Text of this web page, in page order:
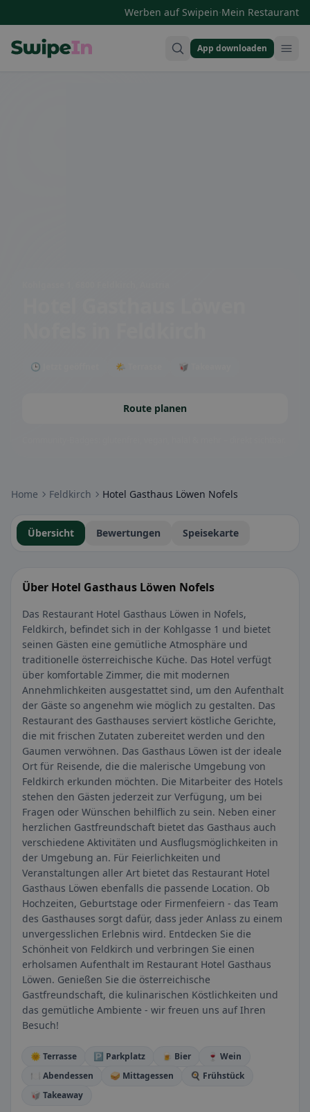
Werben auf Swipein·Mein Restaurant
App downloaden
🕒 Jetzt geöffnet 🌤 Terrasse 🥡 Takeaway
Route planen
Home Feldkirch Hotel Gasthaus Löwen Nofels
Übersicht Bewertungen Speisekarte
Über Hotel Gasthaus Löwen Nofels
Das Restaurant Hotel Gasthaus Löwen in Nofels,
Feldkirch, befindet sich in der Kohlgasse 1 und bietet
seinen Gästen eine gemütliche Atmosphäre und
traditionelle österreichische Küche. Das Hotel verfügt
über komfortable Zimmer, die mit modernen
Annehmlichkeiten ausgestattet sind, um den Aufenthalt
der Gäste so angenehm wie möglich zu gestalten. Das
Restaurant des Gasthauses serviert köstliche Gerichte,
die mit frischen Zutaten zubereitet werden und den
Gaumen verwöhnen. Das Gasthaus Löwen ist der ideale
Ort für Reisende, die die malerische Umgebung von
Feldkirch erkunden möchten. Die Mitarbeiter des Hotels
stehen den Gästen jederzeit zur Verfügung, um bei
Fragen oder Wünschen behilflich zu sein. Neben einer
herzlichen Gastfreundschaft bietet das Gasthaus auch
verschiedene Aktivitäten und Ausflugsmöglichkeiten in
der Umgebung an. Für Feierlichkeiten und
Veranstaltungen aller Art bietet das Restaurant Hotel
Gasthaus Löwen ebenfalls die passende Location. Ob
Hochzeiten, Geburtstage oder Firmenfeiern - das Team
des Gasthauses sorgt dafür, dass jeder Anlass zu einem
unvergesslichen Erlebnis wird. Entdecken Sie die
Schönheit von Feldkirch und verbringen Sie einen
erholsamen Aufenthalt im Restaurant Hotel Gasthaus
Löwen. Genießen Sie die österreichische
Gastfreundschaft, die kulinarischen Köstlichkeiten und
das gemütliche Ambiente - wir freuen uns auf Ihren
Besuch!
🌞 Terrasse 🅿️ Parkplatz 🍺 Bier
🍷 Wein
🍽️ Abendessen
🥪 Mittagessen
🍳 Frühstück
🥡 Takeaway